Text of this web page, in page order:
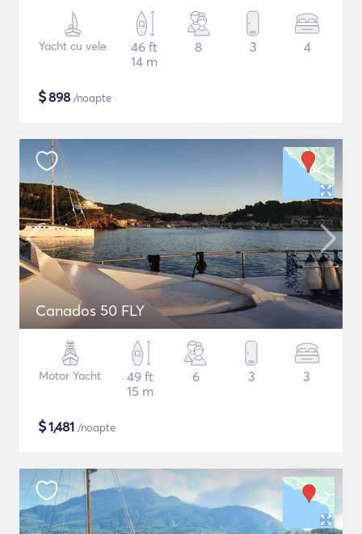
Yacht cu vele
46 ft
14 m
8 3 4
$898 /noapte
Canados 50 FLY
Motor Yacht
49 ft
15 m
6 3 3
$1,481 /noapte